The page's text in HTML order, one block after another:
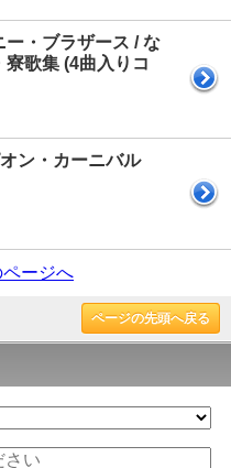
ー・ブラザース / な
歌集 (4曲入りコ
ン・カーニバル
ページへ
ページの先頭へ戻る